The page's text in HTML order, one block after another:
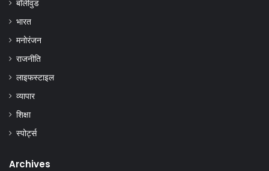
बॉलीवुड
भारत
मनोरंजन
राजनीति
लाइफस्टाइल
व्यापार
शिक्षा
स्पोर्ट्स
Archives